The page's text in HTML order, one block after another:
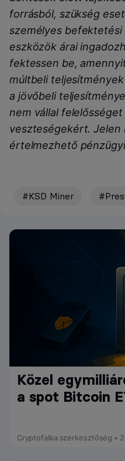
forrásból, szükség
személyes befektetési
eszközök árai
fektessen be,
múltbeli
a jövőbeli
nem vállal
veszteségekért. Jelen
értelmezhető
#KSD Miner
Közel
a spot Bitcoin
Cryptofalka szerkesztőség •